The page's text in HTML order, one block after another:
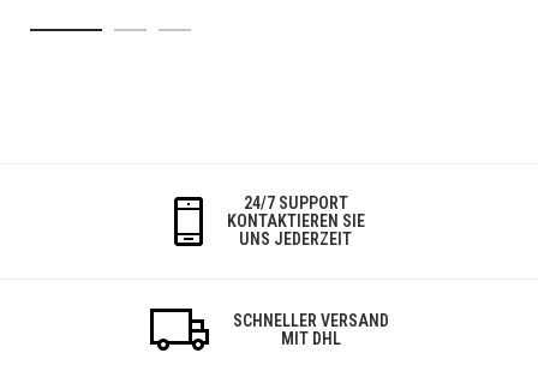
24/7 SUPPORT
KONTAKTIEREN SIE
UNS JEDERZEIT
SCHNELLER VERSAND
MIT DHL